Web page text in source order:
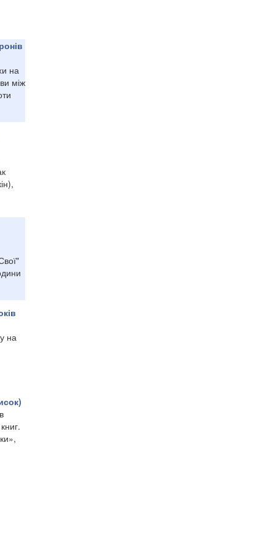
на
між
на